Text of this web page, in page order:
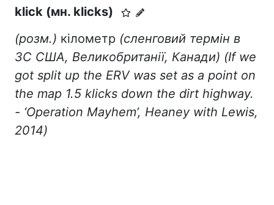
klick (мн. klicks)
(розм.) кілометр (сленговий термін в
ЗС США, Великобританії, Канади) (If we
got split up the ERV was set as a point on
the map 1.5 klicks down the dirt highway.
- ‘Operation Mayhem’, Heaney with Lewis,
2014)